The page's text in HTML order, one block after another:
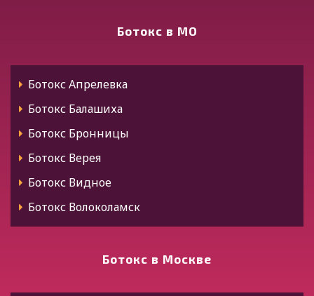
Ботокс Улан-Удэ
Ботокс Дагестан
Ботокс Махачкала
Ботокс Хасавюрт
Ботокс Каспийск
Ботокс Дербент
Ботокс Ингушетия
Ботокс Назрань
Ботокс в МО
Ботокс Апрелевка
Ботокс Балашиха
Ботокс Бронницы
Ботокс Верея
Ботокс Видное
Ботокс Волоколамск
Ботокс Воскресенск
Ботокс ВысоковскБотокс в Москве